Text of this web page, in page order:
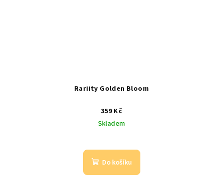
Rariity Golden Bloom
359 Kč
Skladem
Do košíku